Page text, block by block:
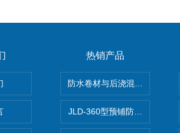
热销产品
防水卷材与后浇混凝土剥离强
JLD-360型预铺防水卷材抗冲